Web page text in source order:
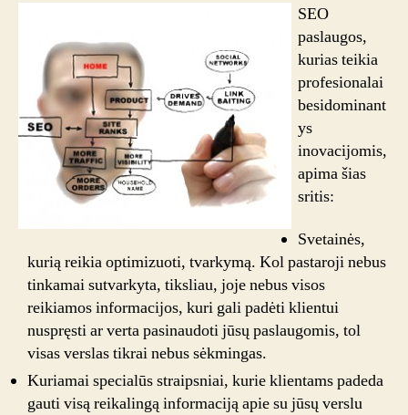
SEO
paslaugos,
kurias teikia
profesionalai
besidominant
ys
inovacijomis,
apima šias
sritis:
Svetainės,
kurią reikia optimizuoti, tvarkymą. Kol pastaroji nebus
tinkamai sutvarkyta, tiksliau, joje nebus visos
reikiamos informacijos, kuri gali padėti klientui
nuspręsti ar verta pasinaudoti jūsų paslaugomis, tol
visas verslas tikrai nebus sėkmingas.
Kuriamai specialūs straipsniai, kurie klientams padeda
gauti visą reikalingą informaciją apie su jūsų verslu